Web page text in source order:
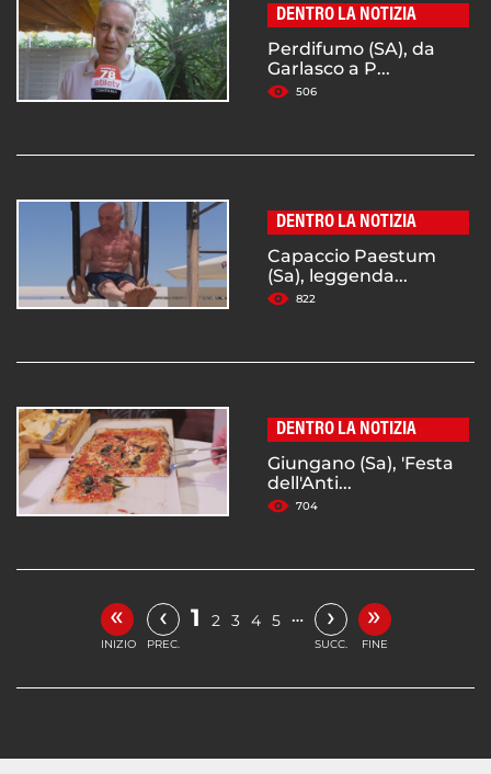
DENTRO LA NOTIZIA
Perdifumo (SA), da
Garlasco a P...
506
DENTRO LA NOTIZIA
Capaccio Paestum
(Sa), leggenda...
822
DENTRO LA NOTIZIA
Giungano (Sa), 'Festa
dell'Anti...
704
«
INIZIO
‹
PREC.
1 2 3 4 5 … ›
SUCC.
»
FINE